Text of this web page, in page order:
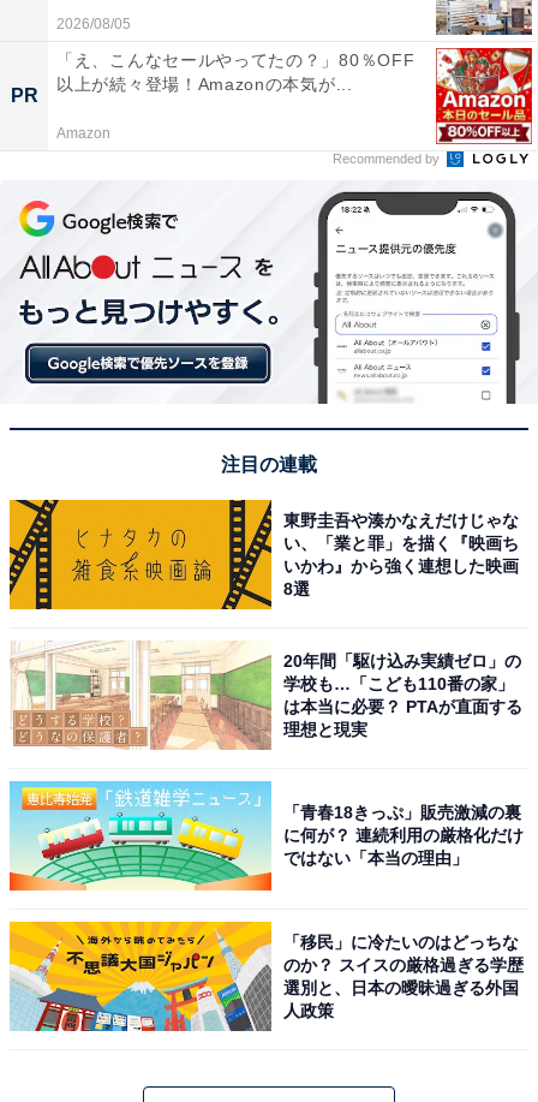
2026/08/05
PR
「え、こんなセールやってたの？」80％OFF
以上が続々登場！Amazonの本気が...
Amazon
Recommended by
注目の連載
東野圭吾や湊かなえだけじゃな
い、「業と罪」を描く『映画ち
いかわ』から強く連想した映画
8選
20年間「駆け込み実績ゼロ」の
学校も…「こども110番の家」
は本当に必要？ PTAが直面する
理想と現実
「青春18きっぷ」販売激減の裏
に何が？ 連続利用の厳格化だけ
ではない「本当の理由」
「移民」に冷たいのはどっちな
のか？ スイスの厳格過ぎる学歴
選別と、日本の曖昧過ぎる外国
人政策